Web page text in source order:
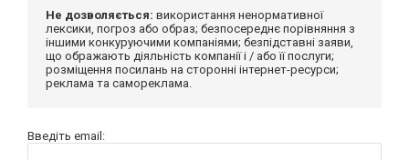
Не дозволяється: використання ненормативної
лексики, погроз або образ; безпосереднє порівняння з
іншими конкуруючими компаніями; безпідставні заяви,
що ображають діяльність компанії і / або її послуги;
розміщення посилань на сторонні інтернет-ресурси;
реклама та самореклама.
Введіть email: